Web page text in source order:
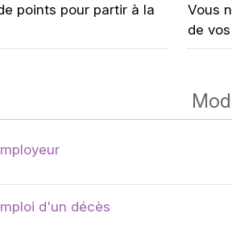
points pour partir à la
Vous
de
d'un décès